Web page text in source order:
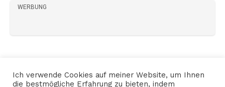
WERBUNG
Ich verwende Cookies auf meiner Website, um Ihnen
die bestmögliche Erfahrung zu bieten, indem